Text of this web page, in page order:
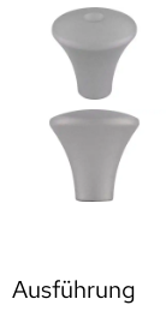
Ausführung